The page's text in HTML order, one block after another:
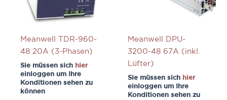
Meanwell TDR-960-
48 20A (3-Phasen)
Sie müssen sich hier
einloggen um Ihre
Konditionen sehen zu
können
Meanwell DPU-
3200-48 67A (inkl.
Lüfter)
Sie müssen sich hier
einloggen um Ihre
Konditionen sehen zu